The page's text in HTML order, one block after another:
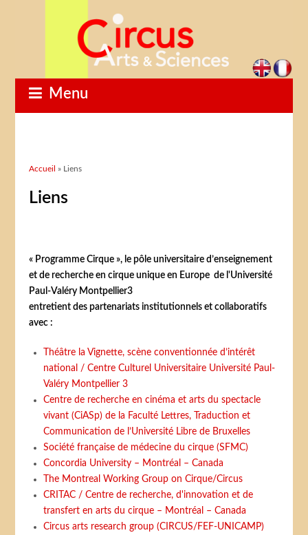
Menu
Vous êtes ici
Accueil » Liens
Liens
« Programme Cirque », le pôle universitaire d’enseignement
et de recherche en cirque unique en Europe de l'Université
Paul-Valéry Montpellier3
entretient des partenariats institutionnels et collaboratifs
avec :
Théâtre la Vignette, scène conventionnée d’intérêt
national / Centre Culturel Universitaire Université Paul-
Valéry Montpellier 3
Centre de recherche en cinéma et arts du spectacle
vivant (CiASp) de la Faculté Lettres, Traduction et
Communication de l’Université Libre de Bruxelles
Société française de médecine du cirque (SFMC)
Concordia University – Montréal – Canada
The Montreal Working Group on Cirque/Circus
CRITAC / Centre de recherche, d'innovation et de
transfert en arts du cirque – Montréal – Canada
Circus arts research group (CIRCUS/FEF-UNICAMP)